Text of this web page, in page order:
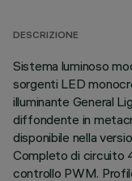
DESCRIZIONE
Sistema luminoso
sorgenti LED
illuminante General
diffondente in
disponibile nella
Completo di circuito
controllo PWM.